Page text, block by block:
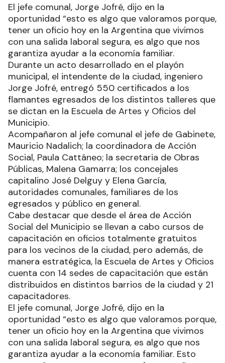
El jefe comunal, Jorge Jofré, dijo en la
oportunidad “esto es algo que valoramos porque,
tener un oficio hoy en la Argentina que vivimos
con una salida laboral segura, es algo que nos
garantiza ayudar a la economía familiar.
Durante un acto desarrollado en el playón
municipal, el intendente de la ciudad, ingeniero
Jorge Jofré, entregó 550 certificados a los
flamantes egresados de los distintos talleres que
se dictan en la Escuela de Artes y Oficios del
Municipio.
Acompañaron al jefe comunal el jefe de Gabinete,
Mauricio Nadalich; la coordinadora de Acción
Social, Paula Cattáneo; la secretaria de Obras
Públicas, Malena Gamarra; los concejales
capitalino José Delguy y Elena García,
autoridades comunales, familiares de los
egresados y público en general.
Cabe destacar que desde el área de Acción
Social del Municipio se llevan a cabo cursos de
capacitación en oficios totalmente gratuitos
para los vecinos de la ciudad, pero además, de
manera estratégica, la Escuela de Artes y Oficios
cuenta con 14 sedes de capacitación que están
distribuidos en distintos barrios de la ciudad y 21
capacitadores.
El jefe comunal, Jorge Jofré, dijo en la
oportunidad “esto es algo que valoramos porque,
tener un oficio hoy en la Argentina que vivimos
con una salida laboral segura, es algo que nos
garantiza ayudar a la economía familiar. Esto